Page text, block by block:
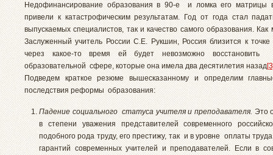
Недофинансирование образования в 90-е и ломка его матрицы
привели к катастрофическим результатам. Год от года стал
выпускаемых специалистов, так и качество самого образования. Как
Заслуженный учитель России С.Е. Рукшин, Россия близится к точке
через какое-то время ей будет невозможно
образовательной сфере, которые она имела два десятилетия назад
Подведем краткое резюме вышесказанному и определим
последствия реформы образования:
Падение социального статуса учителя и преподавателя. Это
в степени уважения представителей современного
подобного рода труду, его престижу, так и в уровне оплаты
гарантий современных учителей и преподавателей. Если в